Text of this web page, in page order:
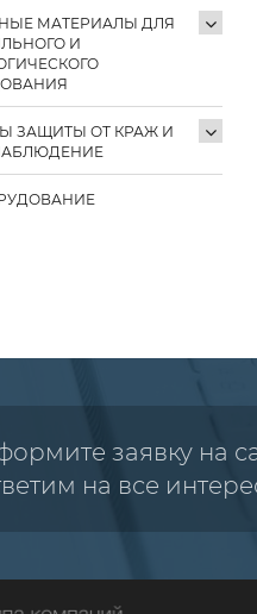
МАТЕРИАЛЫ ДЛЯ
И
ЗАЩИТЫ ОТ КРАЖ И
заявку на
на все